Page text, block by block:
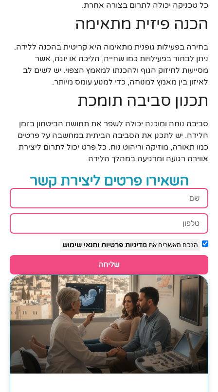
כל טכניקה יכולה לתרום בצורה אחרת.
הכנה פיזית מתאימה
בחירה בפעילות גופנית מתאימה היא קריטית בהכנה ללידה.
ניתן לבחור בפעילויות כמו שחייה, הליכה או יוגה, אשר
מסייעות לחיזוק הגוף ולהכנתו למאמץ הצפוי. יש לשים לב
לאיזון בין מאמץ למנוחה, כדי למנוע עומס מיותר.
תכנון סביבה תומכת
סביבה נוחה ומוכנה יכולה לשפר את תחושת הביטחון בזמן
הלידה. יש לתכנן את הסביבה הביתית במחשבה על פרטים
כמו תאורה, מוזיקה וריהוט נוח. כל פרט יכול לתרום ליצירת
אווירה רגועה ומרגיעה במהלך הלידה.
השאירו פרטים ליצירת קשר
הנכם מאשרים אתמדיניות פרטיות ותנאי שימוש
שליחה